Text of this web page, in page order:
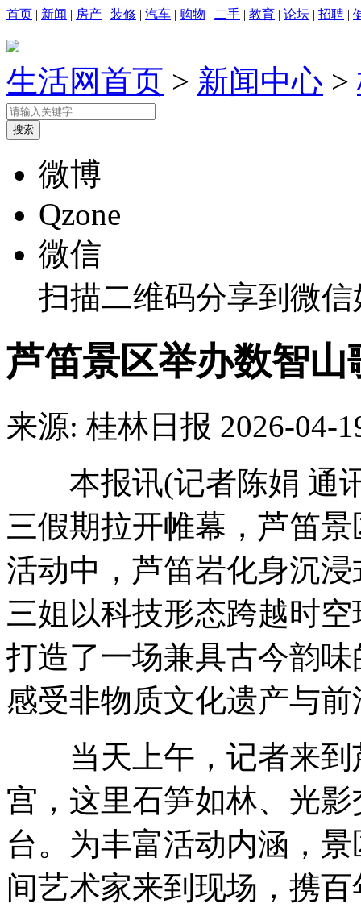
首页 | 新闻 | 房产 | 装修 | 汽车 | 购物 | 二手 | 教育 | 论坛 | 招聘 |
生活网首页 > 新闻中心 >
微博
Qzone
微信
扫描二维码分享到微
芦笛景区举办数智山
来源: 桂林日报 2026-04-
本报讯(记者陈娟 通讯
三假期拉开帷幕，芦笛
活动中，芦笛岩化身沉
三姐以科技形态跨越时
打造了一场兼具古今韵
感受非物质文化遗产与
当天上午，记者来到
宫，这里石笋如林、光
台。为丰富活动内涵，
间艺术家来到现场，携